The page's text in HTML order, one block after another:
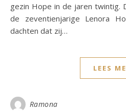
gezin Hope in de jaren twintig.
de zeventienjarige Lenora
dachten dat zij…
LEES
Ramona